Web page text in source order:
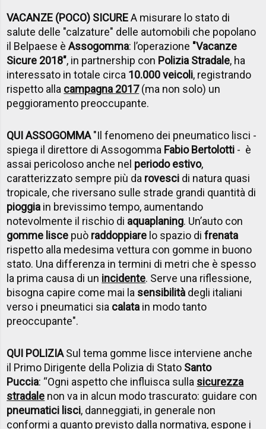
VACANZE (POCO) SICUREA misurare lo stato di
salute delle "calzature" delle automobili che popolano
il Belpaese èAssogomma: l’operazione "Vacanze
Sicure 2018", in partnership con Polizia Stradale, ha
interessato in totale circa 10.000 veicoli, registrando
rispetto alla campagna 2017(ma non solo) un
peggioramento preoccupante.
QUI ASSOGOMMA"Il fenomeno dei pneumatico lisci -
spiega il direttore di Assogomma Fabio Bertolotti - è
assai pericoloso anche nel periodo estivo,
caratterizzato sempre più da rovesci di natura quasi
tropicale, che riversano sulle strade grandi quantità di
pioggia in brevissimo tempo, aumentando
notevolmente il rischio di aquaplaning. Un’auto con
gomme lisce può raddoppiare lo spazio difrenata
rispetto alla medesima vettura con gomme in buono
stato. Una differenza in termini di metri che è spesso
la prima causa di un incidente. Serve una riflessione,
bisogna capire come mai la sensibilità degli italiani
verso i pneumatici sia calata in modo tanto
preoccupante".
QUI POLIZIASul tema gomme lisce interviene anche
il Primo Dirigente della Polizia di Stato Santo
Puccia: “Ogni aspetto che influisca sulla sicurezza
stradale non va in alcun modo trascurato: guidare con
pneumatici lisci, danneggiati, in generale non
conformi a quanto previsto dalla normativa, espone i